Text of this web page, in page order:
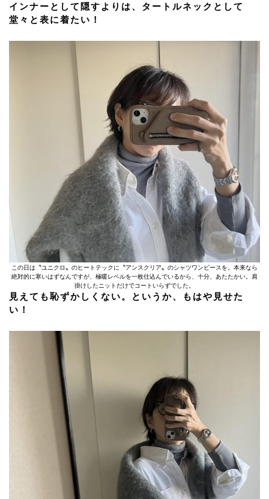
インナーとして隠すよりは、タートルネックとして
堂々と表に着たい！
この日は〝ユニクロ〟のヒートテックに〝アンスクリア〟のシャツワンピースを。本来なら
絶対的に寒いはずなんですが、極暖レベルを一枚仕込んでいるから、十分、あたたかい。肩
掛けしたニットだけでコートいらずでした。
見えても恥ずかしくない。というか、もはや見せた
い！